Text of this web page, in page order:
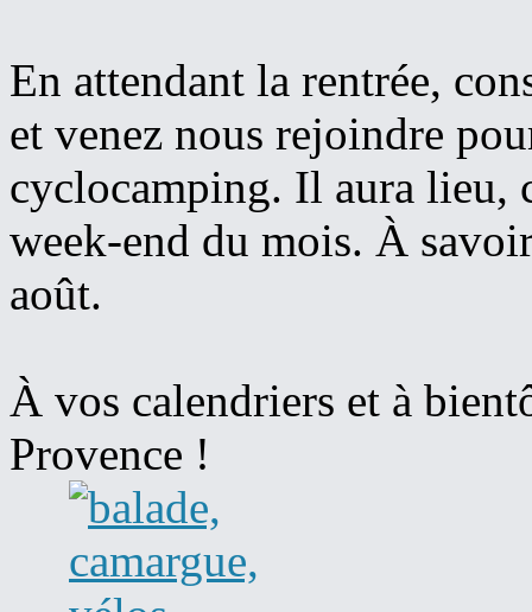
En attendant la rentrée,
et venez nous rejoindre
cyclocamping. Il aura lieu,
week-end du mois. À
août.
À vos calendriers et à
Provence !